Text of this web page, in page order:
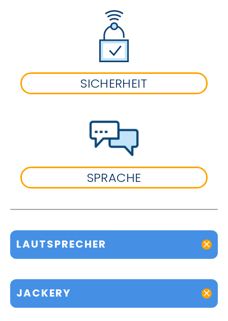
SICHERHEIT
SPRACHE
LAUTSPRECHER
JACKERY